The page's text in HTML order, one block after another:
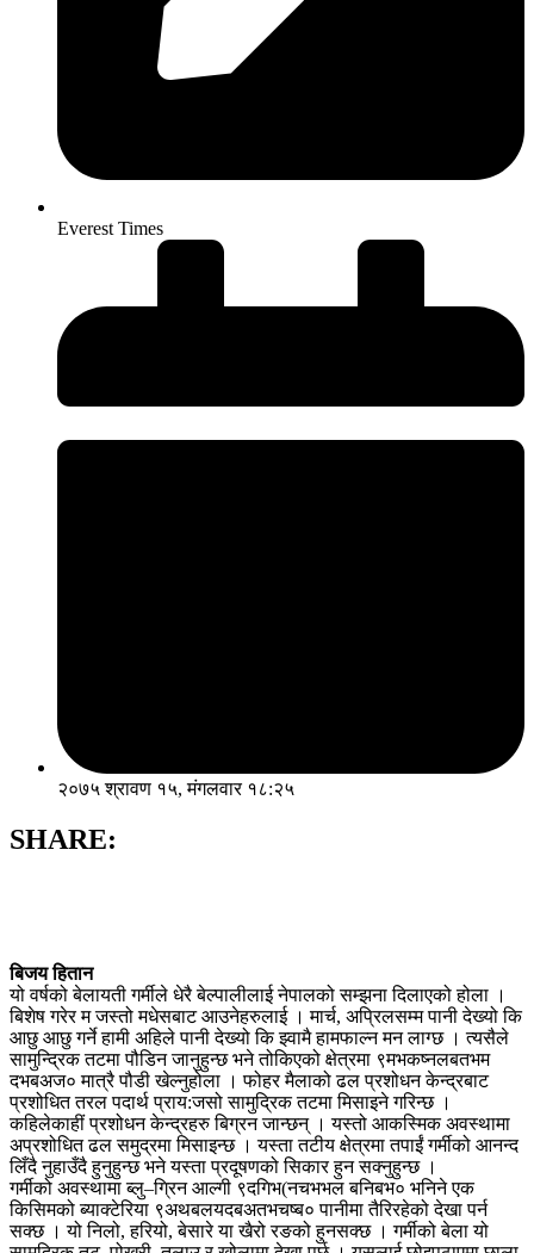
Everest Times
२०७५ श्रावण १५, मंगलवार १८:२५
SHARE:
बिजय हितान
यो वर्षको बेलायती गर्मीले धेरै बेल्पालीलाई नेपालको सम्झना दिलाएको होला ।
बिशेष गरेर म जस्तो मधेसबाट आउनेहरुलाई । मार्च, अप्रिलसम्म पानी देख्यो कि
आछु आछु गर्ने हामी अहिले पानी देख्यो कि झ्वामै हामफाल्न मन लाग्छ । त्यसैले
सामुन्द्रिक तटमा पौडिन जानुहुन्छ भने तोकिएको क्षेत्रमा ९मभकष्नलबतभम
दभबअज० मात्रै पौडी खेल्नुहोला । फोहर मैलाको ढल प्रशोधन केन्द्रबाट
प्रशोधित तरल पदार्थ प्राय:जसो सामुद्रिक तटमा मिसाइने गरिन्छ ।
कहिलेकाहीं प्रशोधन केन्द्रहरु बिग्रन जान्छन् । यस्तो आकस्मिक अवस्थामा
अप्रशोधित ढल समुद्रमा मिसाइन्छ । यस्ता तटीय क्षेत्रमा तपाईं गर्मीको आनन्द
लिँदै नुहाउँदै हुनुहुन्छ भने यस्ता प्रदूषणको सिकार हुन सक्नुहुन्छ ।
गर्मीको अवस्थामा ब्लु–ग्रिन आल्गी ९दगिभ(नचभभल बनिबभ० भनिने एक
किसिमको ब्याक्टेरिया ९अथबलयदबअतभचष्ब० पानीमा तैरिरहेको देखा पर्न
सक्छ । यो निलो, हरियो, बेसारे या खैरो रङको हुनसक्छ । गर्मीको बेला यो